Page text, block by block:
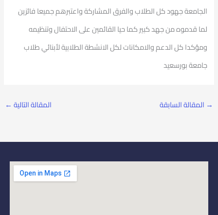
الجامعة جهود كل الطلاب والفرق المشاركة واعتبرهم جميعا فائزين
لما قدموه من جهد كبير كما حيا القائمين على الاحتفال وتنظيمه
ومؤكدا كل الدعم والامكانات لكل الانشطة الطلابية لأبنائي طلاب
جامعة بورسعيد
→ المقالة السابقة المقالة التالية ←